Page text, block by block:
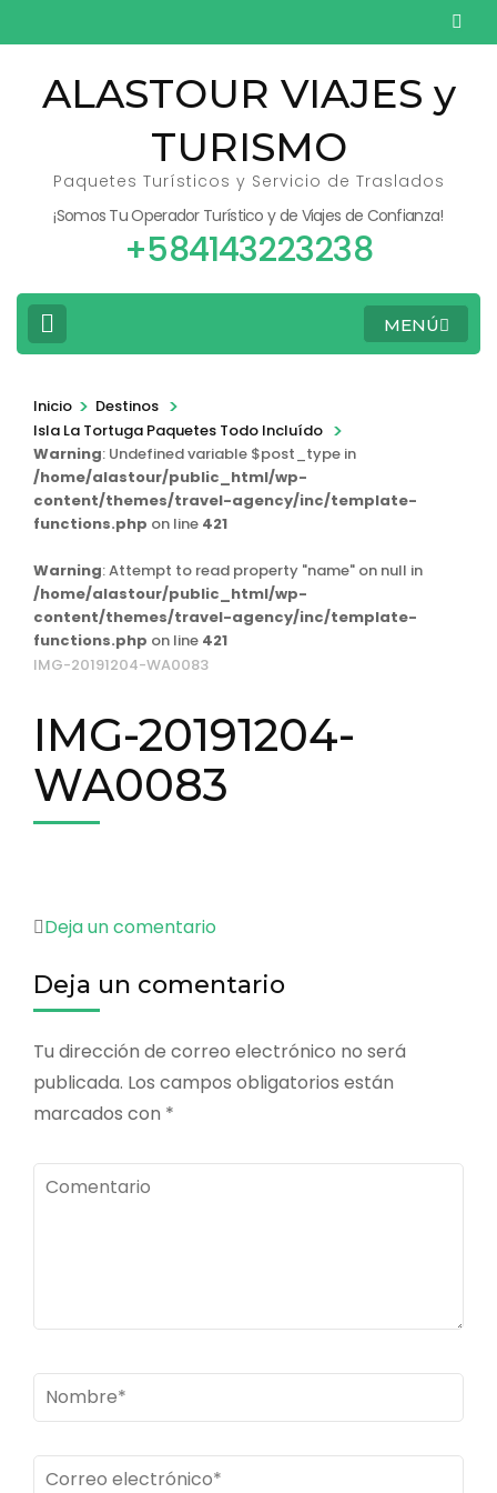
al
contenido
(presionaALASTOUR VIAJES y
TURISMO
Paquetes Turísticos y Servicio de Traslados
¡Somos Tu Operador Turístico y de Viajes de Confianza!
+584143223238
MENÚ
Inicio > Destinos >
Isla La Tortuga Paquetes Todo Incluído >
Warning: Undefined variable $post_type in
/home/alastour/public_html/wp-
content/themes/travel-agency/inc/template-
functions.php on line 421
Warning: Attempt to read property "name" on null in
/home/alastour/public_html/wp-
content/themes/travel-agency/inc/template-
functions.php on line 421
IMG-20191204-WA0083
IMG-20191204-
WA0083
Deja un comentario
20191204-
Deja un comentario
Tu dirección de correo electrónico no será
publicada. Los campos obligatorios están
marcados con *
Comentario
Nombre*
Correo